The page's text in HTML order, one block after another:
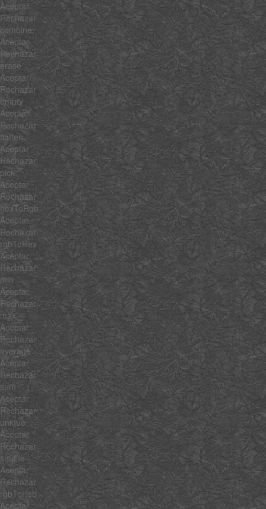
Aceptar
Rechazar
combine
Aceptar
Rechazar
erase
Aceptar
Rechazar
empty
Aceptar
Rechazar
flatten
Aceptar
Rechazar
pick
Aceptar
Rechazar
hexToRgb
Aceptar
Rechazar
rgbToHex
Aceptar
Rechazar
min
Aceptar
Rechazar
max
Aceptar
Rechazar
average
Aceptar
Rechazar
sum
Aceptar
Rechazar
unique
Aceptar
Rechazar
shuffle
Aceptar
Rechazar
rgbToHsb
Aceptar